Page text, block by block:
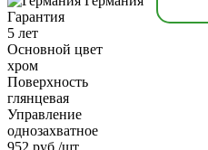
Гарантия
5 лет
Основной цвет
хром
Поверхность
глянцевая
Управление
однозахватное
952 руб /шт